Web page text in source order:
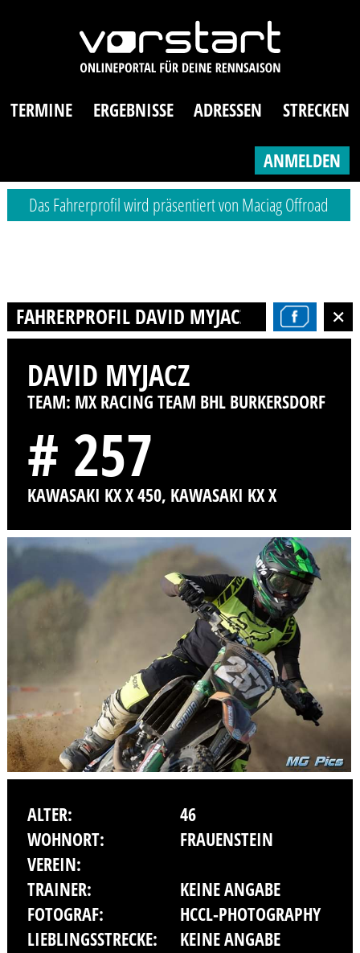
TERMINE ERGEBNISSE ADRESSEN STRECKEN
ANMELDEN
Das Fahrerprofil wird präsentiert von Maciag Offroad
FAHRERPROFIL DAVID MYJACZ
DAVID MYJACZ
TEAM: MX RACING TEAM BHL BURKERSDORF
# 257
KAWASAKI KX X 450, KAWASAKI KX X
ALTER:
46
WOHNORT:
FRAUENSTEIN
VEREIN:
TRAINER:
KEINE ANGABE
FOTOGRAF:
HCCL-PHOTOGRAPHY
LIEBLINGSSTRECKE:
KEINE ANGABE